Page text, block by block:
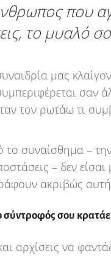
που
το μυαλό
μας
σαν
τον ρωτάω τι
το συναίσθημα –
– δεν
ακριβώς
σύντροφός σου
αρχίσεις να